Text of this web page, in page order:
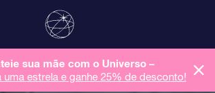
sua mãe com o Universo –
uma estrela e ganhe 25% de desconto!